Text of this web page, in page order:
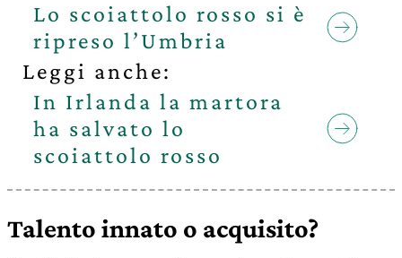
Lo scoiattolo rosso si è
ripreso l’Umbria
Leggi anche:
In Irlanda la martora
ha salvato lo
scoiattolo rosso
Talento innato o acquisito?